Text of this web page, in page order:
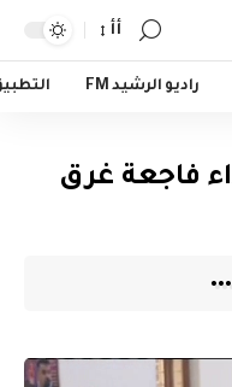
أأ
راديو الرشيد FM
فاجعة غرق